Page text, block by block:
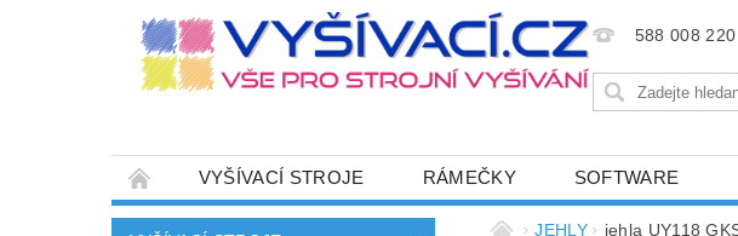
588 008 220
VYŠÍVACÍ STROJE RÁMEČKY SOFTWARE
JEHLY SADY NITÍ A STARTOVACÍ SETY PRO VYŠÍVÁNÍ
JEHLY jehla UY118